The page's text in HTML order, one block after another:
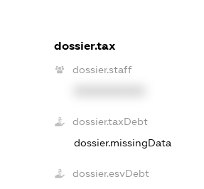
dossier.tax
dossier.staff
dossier.taxDebt
dossier.missingData
dossier.esvDebt